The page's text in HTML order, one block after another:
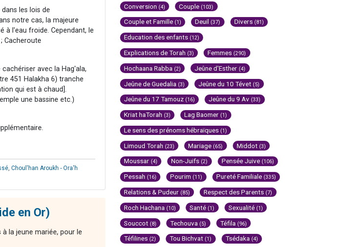
les lois de
notre cas, la majeure
à l'eau froide. Cependant, le
Cacheroute
avec la Hag'ala,
451 Halakha 6) tranche
qui est à chaud].
une bassine etc.)
Choul'han Aroukh - Ora'h
en Or)
la jeune mariée, pour le
Conversion (4) Couple (103)
Couple et Famille (1) Deuil (37) Divers (81)
Education des enfants (12)
Explications de Torah (3) Femmes (290)
Hochaana Rabba (2) Jeûne d'Esther (4)
Jeûne de Guedalia (3) Jeûne du 10 Tévet (5)
Jeûne du 17 Tamouz (16) Jeûne du 9 Av (33)
Kriat haTorah (3) Lag Baomer (1)
Le sens des prénoms hébraïques (1)
Limoud Torah (23) Mariage (65) Middot (3)
Moussar (4) Non-Juifs (2) Pensée Juive (106)
Pessah (16) Pourim (11) Pureté Familiale (335)
Relations & Pudeur (85) Respect des Parents (7)
Roch Hachana (10) Santé (1) Sexualité (1)
Souccot (8) Techouva (5) Téfila (96)
Téfilines (2) Tou Bichvat (1) Tsédaka (4)